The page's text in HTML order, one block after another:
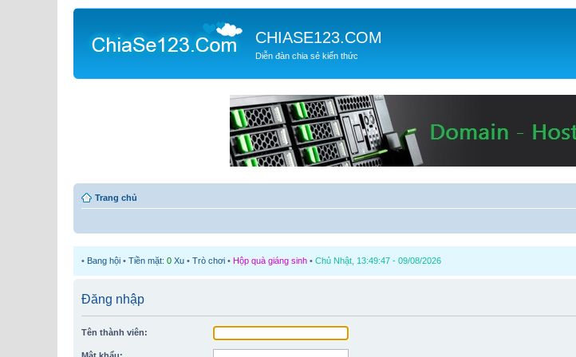
CHIASE123.COM
Diễn đàn chia sẻ kiến thức
Trang chủ
• Bang hội • Tiền mặt: 0 Xu • Trò chơi • Hộp quà giáng sinh • Chủ Nhật, 13:49:47 - 09/08/2026
Đăng nhập
Tên thành viên: